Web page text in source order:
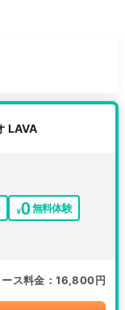
LAVA
無料体験
ス料金 16,800円